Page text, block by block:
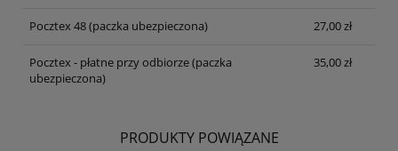
Pocztex 48 (paczka ubezpieczona) 27,00 zł
Pocztex - płatne przy odbiorze (paczka
ubezpieczona)
35,00 zł
PRODUKTY POWIĄZANE